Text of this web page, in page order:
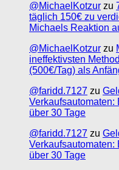
@MichaelKotzur zu
täglich 150€ zu
Michaels Reaktion
@MichaelKotzur zu
ineffektivsten
(500€/Tag) als
@faridd.7127 zu
Verkaufsautomaten:
über 30 Tage
@faridd.7127 zu
Verkaufsautomaten:
über 30 Tage